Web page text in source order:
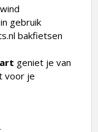
gebruik
bakfietsen
geniet je van
voor je